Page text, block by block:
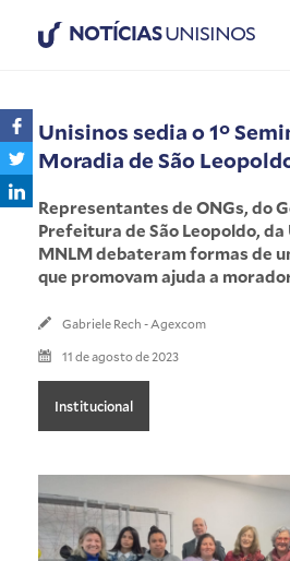
NOTÍCIASUNISINOS
Unisinos sedia o 1°
Moradia de São
Representantes de ONGs, do
Prefeitura de São Leopoldo, da
MNLM debateram formas de
que promovam ajuda a
Gabriele Rech - Agexcom
11 de agosto de 2023
Institucional